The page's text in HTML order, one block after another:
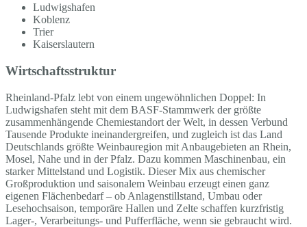
Ludwigshafen
Koblenz
Trier
Kaiserslautern
Wirtschaftsstruktur
Rheinland-Pfalz lebt von einem ungewöhnlichen Doppel: In
Ludwigshafen steht mit dem BASF-Stammwerk der größte
zusammenhängende Chemiestandort der Welt, in dessen Verbund
Tausende Produkte ineinandergreifen, und zugleich ist das Land
Deutschlands größte Weinbauregion mit Anbaugebieten an Rhein,
Mosel, Nahe und in der Pfalz. Dazu kommen Maschinenbau, ein
starker Mittelstand und Logistik. Dieser Mix aus chemischer
Großproduktion und saisonalem Weinbau erzeugt einen ganz
eigenen Flächenbedarf – ob Anlagenstillstand, Umbau oder
Lesehochsaison, temporäre Hallen und Zelte schaffen kurzfristig
Lager-, Verarbeitungs- und Pufferfläche, wenn sie gebraucht wird.